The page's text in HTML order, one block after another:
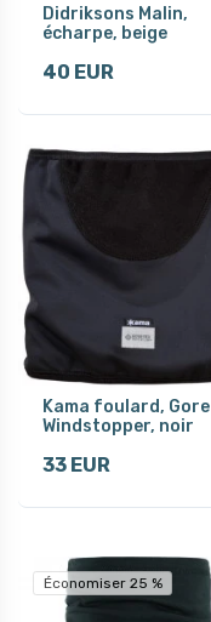
Didriksons Malin,
écharpe, beige
40 EUR
Kama foulard, Gore
Windstopper, noir
33 EUR
Économiser 25 %